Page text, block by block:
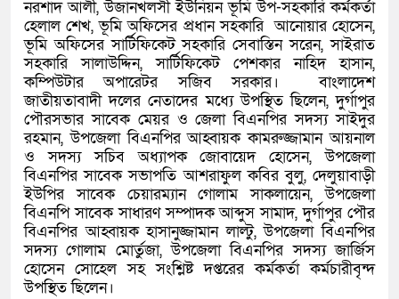
নরশাদ আলী, উজানখলসী ইউনিয়ন ভূমি উপ-সহকারি কর্মকর্তা
হেলাল শেখ, ভূমি অফিসের প্রধান সহকারি আনোয়ার হোসেন,
ভূমি অফিসের সার্টিফিকেট সহকারি সেবাস্তিন সরেন, সাইরাত
সহকারি সালাউদ্দিন, সার্টিফিকেট পেশকার নাহিদ হাসান,
কম্পিউটার অপারেটর সজিব সরকার। ‎ ‎বাংলাদেশ
জাতীয়তাবাদী দলের নেতাদের মধ্যে উপস্থিত ছিলেন, দুর্গাপুর
পৌরসভার সাবেক মেয়র ও জেলা বিএনপির সদস্য সাইদুর
রহমান, উপজেলা বিএনপির আহ্বায়ক কামরুজ্জামান আয়নাল
ও সদস্য সচিব অধ্যাপক জোবায়েদ হোসেন, উপজেলা
বিএনপির সাবেক সভাপতি আশরাফুল কবির বুলু, দেলুয়াবাড়ী
ইউপির সাবেক চেয়ারম্যান গোলাম সাকলায়েন, উপজেলা
বিএনপি সাবেক সাধারণ সম্পাদক আব্দুস সামাদ, দুর্গাপুর পৌর
বিএনপির আহ্বায়ক হাসানুজ্জামান লাল্টু, উপজেলা বিএনপির
সদস্য গোলাম মোর্তুজা, উপজেলা বিএনপির সদস্য জার্জিস
হোসেন সোহেল সহ সংশ্লিষ্ট দপ্তরের কর্মকর্তা কর্মচারীবৃন্দ
উপস্থিত ছিলেন।